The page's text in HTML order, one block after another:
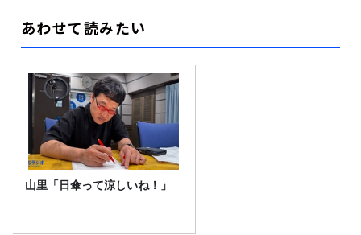
あわせて読みたい
山里「日傘って涼しいね！」